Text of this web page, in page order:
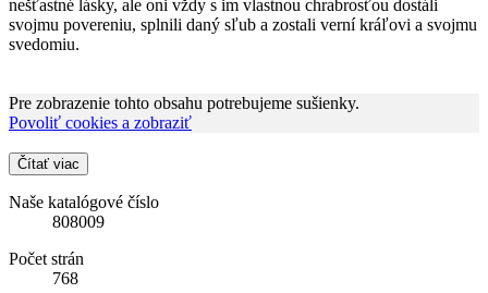
nešťastné lásky, ale oni vždy s im vlastnou chrabrosťou dostáli
svojmu povereniu, splnili daný sľub a zostali verní kráľovi a svojmu
svedomiu.
Pre zobrazenie tohto obsahu potrebujeme sušienky.
Povoliť cookies a zobraziť
Čítať viac
Naše katalógové číslo
808009
Počet strán
768